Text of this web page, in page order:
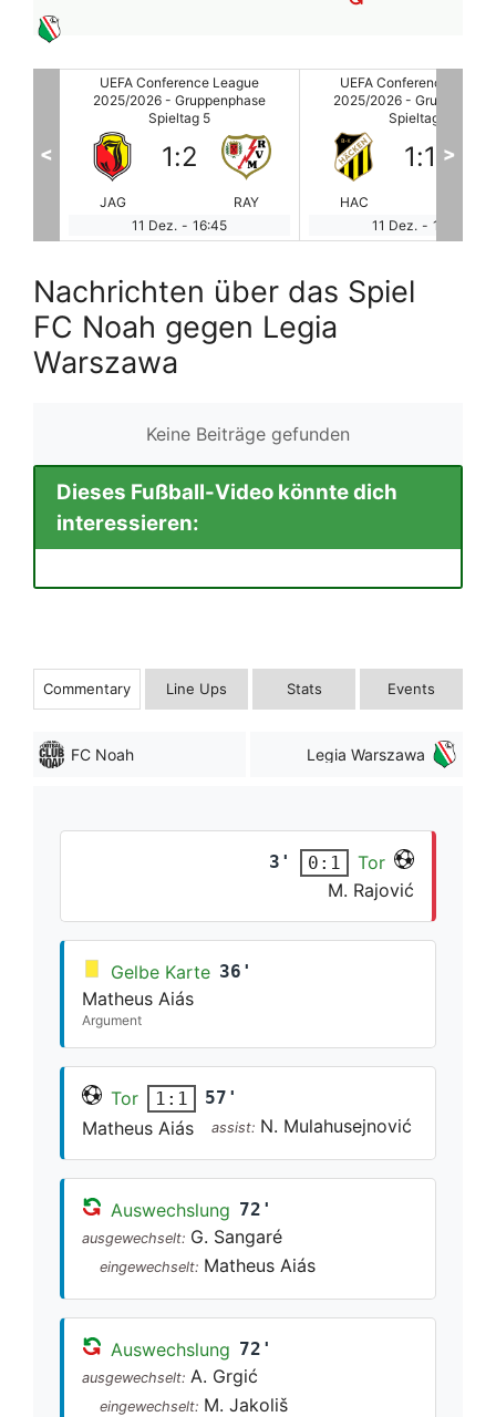
UEFA Conference League
2025/2026 - Gruppenphase
Spieltag 5
HAC
1:1
LAR
11 Dez. - 16:45
UEFA Conference
2025/2026 -
Spieltag 5
FLO
2:1
11 Dez. - 16:45
< >
Nachrichten über das Spiel
FC Noah gegen Legia
Warszawa
Keine Beiträge gefunden
Dieses Fußball-Video könnte dich
interessieren:
Commentary Line Ups Stats Events
FC Noah Legia Warszawa
3' 0:1
Tor
M. Rajović
Gelbe Karte 36'
Matheus Aiás
Argument
Tor 1:1 57'
Matheus Aiás assist: N. Mulahusejnović
Auswechslung 72'
ausgewechselt: G. Sangaré
eingewechselt: Matheus Aiás
Auswechslung 72'
ausgewechselt: A. Grgić
eingewechselt: M. Jakoliš